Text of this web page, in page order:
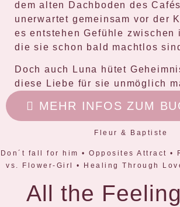
dem alten Dachboden des
unerwartet gemeinsam vor der
es entstehen Gefühle zwischen
die sie schon bald machtlos
Doch auch Luna hütet
diese Liebe für sie unmöglich
MEHR INFOS ZUM
Fleur & Baptiste
Don´t fall for him • Opposites Attract •
vs. Flower-Girl • Healing Through
All the